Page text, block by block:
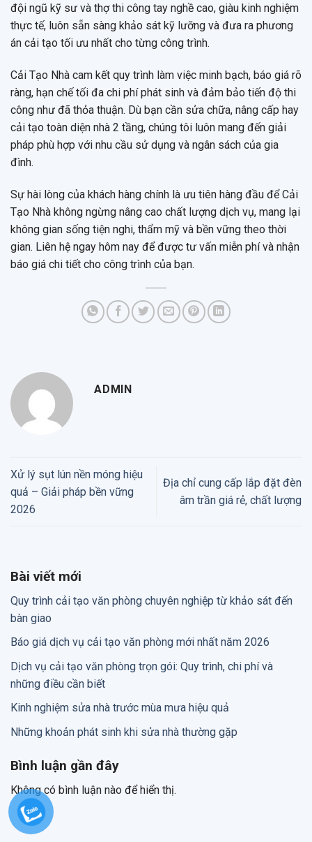
đội ngũ kỹ sư và thợ thi công tay nghề cao, giàu kinh nghiệm
thực tế, luôn sẵn sàng khảo sát kỹ lưỡng và đưa ra phương
án cải tạo tối ưu nhất cho từng công trình.
Cải Tạo Nhà cam kết quy trình làm việc minh bạch, báo giá rõ
ràng, hạn chế tối đa chi phí phát sinh và đảm bảo tiến độ thi
công như đã thỏa thuận. Dù bạn cần sửa chữa, nâng cấp hay
cải tạo toàn diện nhà 2 tầng, chúng tôi luôn mang đến giải
pháp phù hợp với nhu cầu sử dụng và ngân sách của gia
đình.
Sự hài lòng của khách hàng chính là ưu tiên hàng đầu để Cải
Tạo Nhà không ngừng nâng cao chất lượng dịch vụ, mang lại
không gian sống tiện nghi, thẩm mỹ và bền vững theo thời
gian. Liên hệ ngay hôm nay để được tư vấn miễn phí và nhận
báo giá chi tiết cho công trình của bạn.
ADMIN
Xử lý sụt lún nền móng hiệu
quả – Giải pháp bền vững
2026
Địa chỉ cung cấp lắp đặt đèn
âm trần giá rẻ, chất lượng
Bài viết mới
Quy trình cải tạo văn phòng chuyên nghiệp từ khảo sát đến
bàn giao
Báo giá dịch vụ cải tạo văn phòng mới nhất năm 2026
Dịch vụ cải tạo văn phòng trọn gói: Quy trình, chi phí và
những điều cần biết
Kinh nghiệm sửa nhà trước mùa mưa hiệu quả
Những khoản phát sinh khi sửa nhà thường gặp
Bình luận gần đây
Không có bình luận nào để hiển thị.